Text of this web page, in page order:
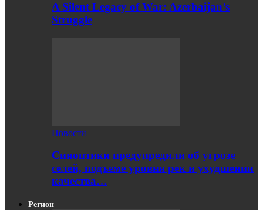
A Silent Legacy of War: Azerbaijan’s
Struggle
Новости
Синоптики предупредили об угрозе
селей, подъеме уровня рек и ухудшении
качества…
Регион